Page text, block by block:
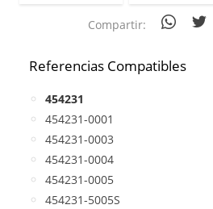
Compartir:
Referencias Compatibles
454231
454231-0001
454231-0003
454231-0004
454231-0005
454231-5005S